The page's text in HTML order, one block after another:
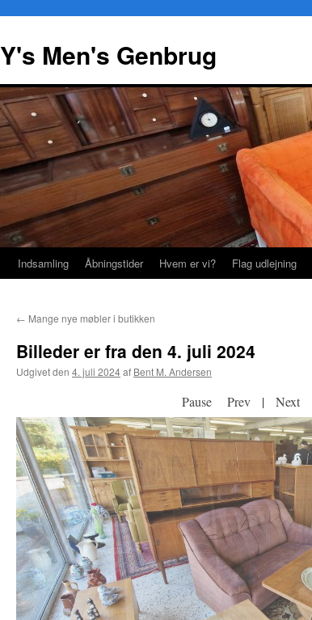
Y's Men's Genbrug
Hop
indhold
Indsamling Åbningstider Hvem er vi? Flag udlejning
← Mange nye møbler i butikken
Billeder er fra den 4. juli 2024
Udgivet den 4. juli 2024af Bent M. Andersen
Pause Prev | Next